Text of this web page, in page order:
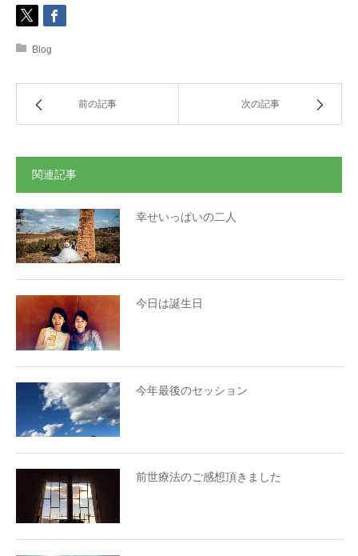
Blog
前の記事 次の記事
関連記事
幸せいっぱいの二人
今日は誕生日
今年最後のセッション
前世療法のご感想頂きました